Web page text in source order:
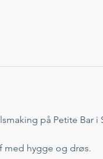
på Petite Bar i
med hygge og drøs.